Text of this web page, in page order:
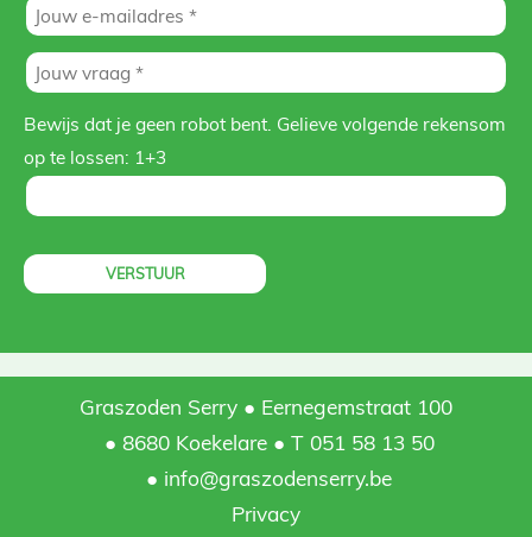
Bewijs dat je geen robot bent. Gelieve volgende rekensom
op te lossen: 1+3
Graszoden Serry
Eernegemstraat 100
8680 Koekelare
T 051 58 13 50
info@graszodenserry.be
Privacy